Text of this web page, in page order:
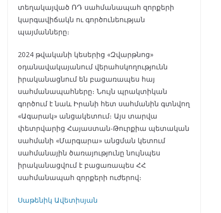
տեղակայված ՌԴ սահմանապահ զորքերի
կարգավիճակն ու գործունեության
պայմանները։
2024 թվականի կեսերից «Զվարթնոց»
օդանավակայանում վերահսկողությունն
իրականացնում են բացառապես հայ
սահմանապահները։ Նույն պրակտիկան
գործում է նաև Իրանի հետ սահմանին գտնվող
«Ագարակ» անցակետում։ Այս տարվա
փետրվարից Հայաստան-Թուրքիա պետական
սահմանի «Մարգարա» անցման կետում
սահմանային ծառայությունը նույնպես
իրականացվում է բացառապես ՀՀ
սահմանապահ զորքերի ուժերով։
Սաթենիկ Ավետիսյան